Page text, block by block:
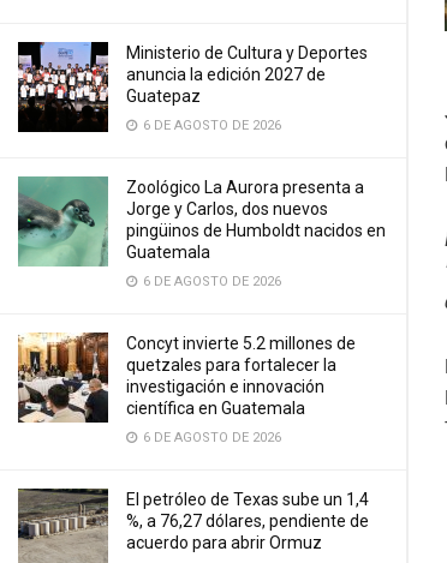
Ministerio de Cultura y Deportes
anuncia la edición 2027 de
Guatepaz
6 DE AGOSTO DE 2026
Zoológico La Aurora presenta a
Jorge y Carlos, dos nuevos
pingüinos de Humboldt nacidos en
Guatemala
6 DE AGOSTO DE 2026
Concyt invierte 5.2 millones de
quetzales para fortalecer la
investigación e innovación
científica en Guatemala
6 DE AGOSTO DE 2026
El petróleo de Texas sube un 1,4
%, a 76,27 dólares, pendiente de
acuerdo para abrir Ormuz